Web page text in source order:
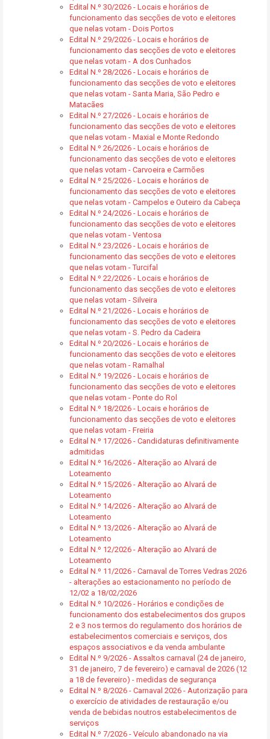
Edital N.º 30/2026 - Locais e horários de
funcionamento das secções de voto e eleitores
que nelas votam - Dois Portos
Edital N.º 29/2026 - Locais e horários de
funcionamento das secções de voto e eleitores
que nelas votam - A dos Cunhados
Edital N.º 28/2026 - Locais e horários de
funcionamento das secções de voto e eleitores
que nelas votam - Santa Maria, São Pedro e
Matacães
Edital N.º 27/2026 - Locais e horários de
funcionamento das secções de voto e eleitores
que nelas votam - Maxial e Monte Redondo
Edital N.º 26/2026 - Locais e horários de
funcionamento das secções de voto e eleitores
que nelas votam - Carvoeira e Carmões
Edital N.º 25/2026 - Locais e horários de
funcionamento das secções de voto e eleitores
que nelas votam - Campelos e Outeiro da Cabeça
Edital N.º 24/2026 - Locais e horários de
funcionamento das secções de voto e eleitores
que nelas votam - Ventosa
Edital N.º 23/2026 - Locais e horários de
funcionamento das secções de voto e eleitores
que nelas votam - Turcifal
Edital N.º 22/2026 - Locais e horários de
funcionamento das secções de voto e eleitores
que nelas votam - Silveira
Edital N.º 21/2026 - Locais e horários de
funcionamento das secções de voto e eleitores
que nelas votam - S. Pedro da Cadeira
Edital N.º 20/2026 - Locais e horários de
funcionamento das secções de voto e eleitores
que nelas votam - Ramalhal
Edital N.º 19/2026 - Locais e horários de
funcionamento das secções de voto e eleitores
que nelas votam - Ponte do Rol
Edital N.º 18/2026 - Locais e horários de
funcionamento das secções de voto e eleitores
que nelas votam - Freiria
Edital N.º 17/2026 - Candidaturas definitivamente
admitidas
Edital N.º 16/2026 - Alteração ao Alvará de
Loteamento
Edital N.º 15/2026 - Alteração ao Alvará de
Loteamento
Edital N.º 14/2026 - Alteração ao Alvará de
Loteamento
Edital N.º 13/2026 - Alteração ao Alvará de
Loteamento
Edital N.º 12/2026 - Alteração ao Alvará de
Loteamento
Edital N.º 11/2026 - Carnaval de Torres Vedras 2026
- alterações ao estacionamento no período de
12/02 a 18/02/2026
Edital N.º 10/2026 - Horários e condições de
funcionamento dos estabelecimentos dos grupos
2 e 3 nos termos do regulamento dos horários de
estabelecimentos comerciais e serviços, dos
espaços associativos e da venda ambulante
Edital N.º 9/2026 - Assaltos carnaval (24 de janeiro,
31 de janeiro, 7 de fevereiro) e carnaval de 2026 (12
a 18 de fevereiro) - medidas de segurança
Edital N.º 8/2026 - Carnaval 2026 - Autorização para
o exercício de atividades de restauração e/ou
venda de bebidas noutros estabelecimentos de
serviços
Edital N.º 7/2026 - Veículo abandonado na via